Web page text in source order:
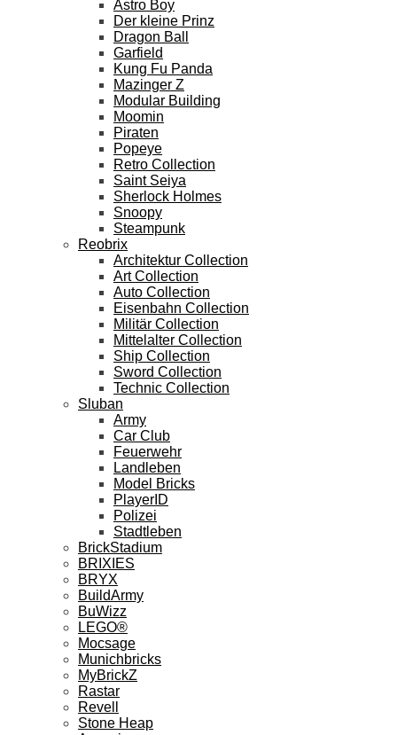
Astro Boy
Der kleine Prinz
Dragon Ball
Garfield
Kung Fu Panda
Mazinger Z
Modular Building
Moomin
Piraten
Popeye
Retro Collection
Saint Seiya
Sherlock Holmes
Snoopy
Steampunk
Reobrix
Architektur Collection
Art Collection
Auto Collection
Eisenbahn Collection
Militär Collection
Mittelalter Collection
Ship Collection
Sword Collection
Technic Collection
Sluban
Army
Car Club
Feuerwehr
Landleben
Model Bricks
PlayerID
Polizei
Stadtleben
BrickStadium
BRIXIES
BRYX
BuildArmy
BuWizz
LEGO®
Mocsage
Munichbricks
MyBrickZ
Rastar
Revell
Stone Heap